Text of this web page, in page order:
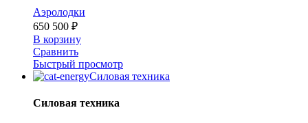
Аэролодки
650 500 ₽
В корзину
Сравнить
Быстрый просмотр
Силовая техника
Силовая техника